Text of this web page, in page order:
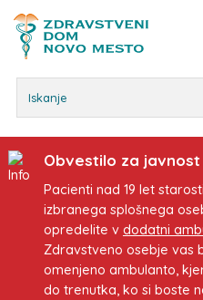
Osrednja vsebina
Obvestilo za javnost
Pacienti nad 19 let
izbranega splošnega
opredelite v dodatni
Zdravstveno osebje vas
omenjeno ambulanto,
do trenutka, ko si boste